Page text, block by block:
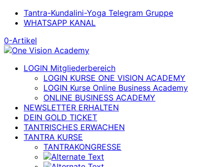
Tantra-Kundalini-Yoga Telegram Gruppe
WHATSAPP KANAL
0-Artikel
LOGIN Mitgliederbereich
LOGIN KURSE ONE VISION ACADEMY
LOGIN Kurse Online Business Academy
ONLINE BUSINESS ACADEMY
NEWSLETTER ERHALTEN
DEIN GOLD TICKET
TANTRISCHES ERWACHEN
TANTRA KURSE
TANTRAKONGRESSE